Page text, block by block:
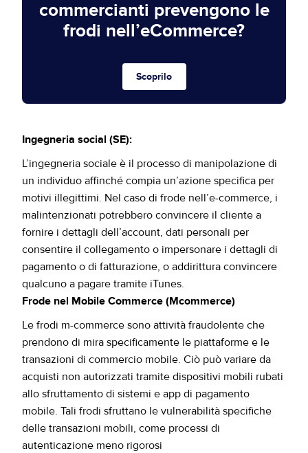
commercianti prevengono le
frodi nell’eCommerce?
Scoprilo
Ingegneria social (SE):
L’ingegneria sociale è il processo di manipolazione di
un individuo affinché compia un’azione specifica per
motivi illegittimi. Nel caso di frode nell’e-commerce, i
malintenzionati potrebbero convincere il cliente a
fornire i dettagli dell’account, dati personali per
consentire il collegamento o impersonare i dettagli di
pagamento o di fatturazione, o addirittura convincere
qualcuno a pagare tramite iTunes.
Frode nel Mobile Commerce (Mcommerce)
Le frodi m-commerce sono attività fraudolente che
prendono di mira specificamente le piattaforme e le
transazioni di commercio mobile. Ciò può variare da
acquisti non autorizzati tramite dispositivi mobili rubati
allo sfruttamento di sistemi e app di pagamento
mobile. Tali frodi sfruttano le vulnerabilità specifiche
delle transazioni mobili, come processi di
autenticazione meno rigorosi